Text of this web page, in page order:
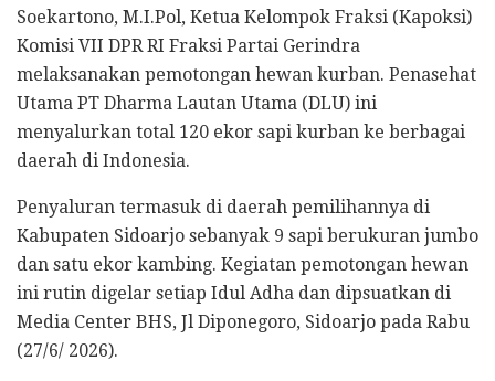
Soekartono, M.I.Pol, Ketua Kelompok Fraksi (Kapoksi)
Komisi VII DPR RI Fraksi Partai Gerindra
melaksanakan pemotongan hewan kurban. Penasehat
Utama PT Dharma Lautan Utama (DLU) ini
menyalurkan total 120 ekor sapi kurban ke berbagai
daerah di Indonesia.
Penyaluran termasuk di daerah pemilihannya di
Kabupaten Sidoarjo sebanyak 9 sapi berukuran jumbo
dan satu ekor kambing. Kegiatan pemotongan hewan
ini rutin digelar setiap Idul Adha dan dipsuatkan di
Media Center BHS, Jl Diponegoro, Sidoarjo pada Rabu
(27/6/ 2026).